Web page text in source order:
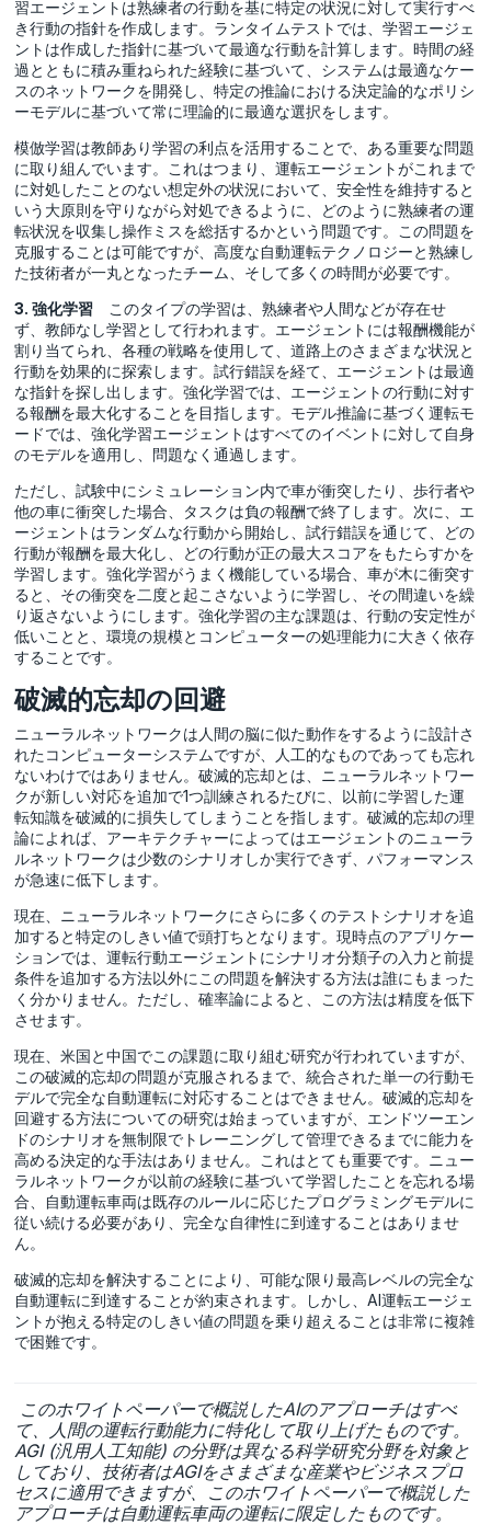
習エージェントは熟練者の行動を基に特定の状況に対して実行すべ
き行動の指針を作成します。ランタイムテストでは、学習エージェ
ントは作成した指針に基づいて最適な行動を計算します。時間の経
過とともに積み重ねられた経験に基づいて、システムは最適なケー
スのネットワークを開発し、特定の推論における決定論的なポリシ
ーモデルに基づいて常に理論的に最適な選択をします。
模倣学習は教師あり学習の利点を活用することで、ある重要な問題
に取り組んでいます。これはつまり、運転エージェントがこれまで
に対処したことのない想定外の状況において、安全性を維持すると
いう大原則を守りながら対処できるように、どのように熟練者の運
転状況を収集し操作ミスを総括するかという問題です。この問題を
克服することは可能ですが、高度な自動運転テクノロジーと熟練し
た技術者が一丸となったチーム、そして多くの時間が必要です。
3. 強化学習 このタイプの学習は、熟練者や人間などが存在せ
ず、教師なし学習として行われます。エージェントには報酬機能が
割り当てられ、各種の戦略を使用して、道路上のさまざまな状況と
行動を効果的に探索します。試行錯誤を経て、エージェントは最適
な指針を探し出します。強化学習では、エージェントの行動に対す
る報酬を最大化することを目指します。モデル推論に基づく運転モ
ードでは、強化学習エージェントはすべてのイベントに対して自身
のモデルを適用し、問題なく通過します。
ただし、試験中にシミュレーション内で車が衝突したり、歩行者や
他の車に衝突した場合、タスクは負の報酬で終了します。次に、エ
ージェントはランダムな行動から開始し、試行錯誤を通じて、どの
行動が報酬を最大化し、どの行動が正の最大スコアをもたらすかを
学習します。強化学習がうまく機能している場合、車が木に衝突す
ると、その衝突を二度と起こさないように学習し、その間違いを繰
り返さないようにします。強化学習の主な課題は、行動の安定性が
低いことと、環境の規模とコンピューターの処理能力に大きく依存
することです。
破滅的忘却の回避
ニューラルネットワークは人間の脳に似た動作をするように設計さ
れたコンピューターシステムですが、人工的なものであっても忘れ
ないわけではありません。破滅的忘却とは、ニューラルネットワー
クが新しい対応を追加で1つ訓練されるたびに、以前に学習した運
転知識を破滅的に損失してしまうことを指します。破滅的忘却の理
論によれば、アーキテクチャーによってはエージェントのニューラ
ルネットワークは少数のシナリオしか実行できず、パフォーマンス
が急速に低下します。
現在、ニューラルネットワークにさらに多くのテストシナリオを追
加すると特定のしきい値で頭打ちとなります。現時点のアプリケー
ションでは、運転行動エージェントにシナリオ分類子の入力と前提
条件を追加する方法以外にこの問題を解決する方法は誰にもまった
く分かりません。ただし、確率論によると、この方法は精度を低下
させます。
現在、米国と中国でこの課題に取り組む研究が行われていますが、
この破滅的忘却の問題が克服されるまで、統合された単一の行動モ
デルで完全な自動運転に対応することはできません。破滅的忘却を
回避する方法についての研究は始まっていますが、エンドツーエン
ドのシナリオを無制限でトレーニングして管理できるまでに能力を
高める決定的な手法はありません。これはとても重要です。ニュー
ラルネットワークが以前の経験に基づいて学習したことを忘れる場
合、自動運転車両は既存のルールに応じたプログラミングモデルに
従い続ける必要があり、完全な自律性に到達することはありませ
ん。
破滅的忘却を解決することにより、可能な限り最高レベルの完全な
自動運転に到達することが約束されます。しかし、AI運転エージェ
ントが抱える特定のしきい値の問題を乗り超えることは非常に複雑
で困難です。
このホワイトペーパーで概説したAIのアプローチはすべ
て、人間の運転行動能力に特化して取り上げたものです。
AGI (汎用人工知能) の分野は異なる科学研究分野を対象と
しており、技術者はAGIをさまざまな産業やビジネスプロ
セスに適用できますが、このホワイトペーパーで概説した
アプローチは自動運転車両の運転に限定したものです。